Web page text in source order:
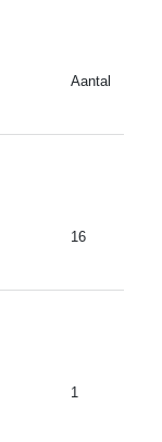
Aantal
16
1